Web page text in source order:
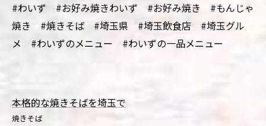
#わいず #お好み焼きわいず #お好み焼き #もんじゃ
焼き #焼きそば #埼玉県 #埼玉飲食店 #埼玉グル
メ #わいずのメニュー #わいずの一品メニュー
本格的な焼きそばを埼玉で
焼きそば